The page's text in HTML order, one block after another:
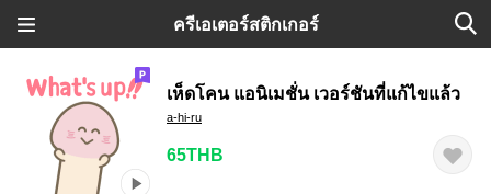
ครีเอเตอร์สติกเกอร์
เห็ดโคน แอนิเมชั่น เวอร์ชันที่แก้ไขแล้ว
a-hi-ru
65THB